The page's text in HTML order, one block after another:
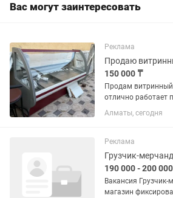
Вас могут заинтересовать
Реклама
150 000 ₸
Продам
отлично работает
как закрылся
Полки двери все
Алматы, сегодня
Реклама
Грузчик-
190 000 - 200
Вакансия Грузчик-
магазин